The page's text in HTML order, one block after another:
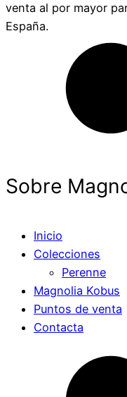
venta al por mayor
España.
Sobre
Inicio
Colecciones
Perenne
Magnolia Kobus
Puntos de venta
Contacta